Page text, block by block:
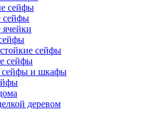
сейфы
сейфы
сейфы
сейфы
и шкафы
деревом